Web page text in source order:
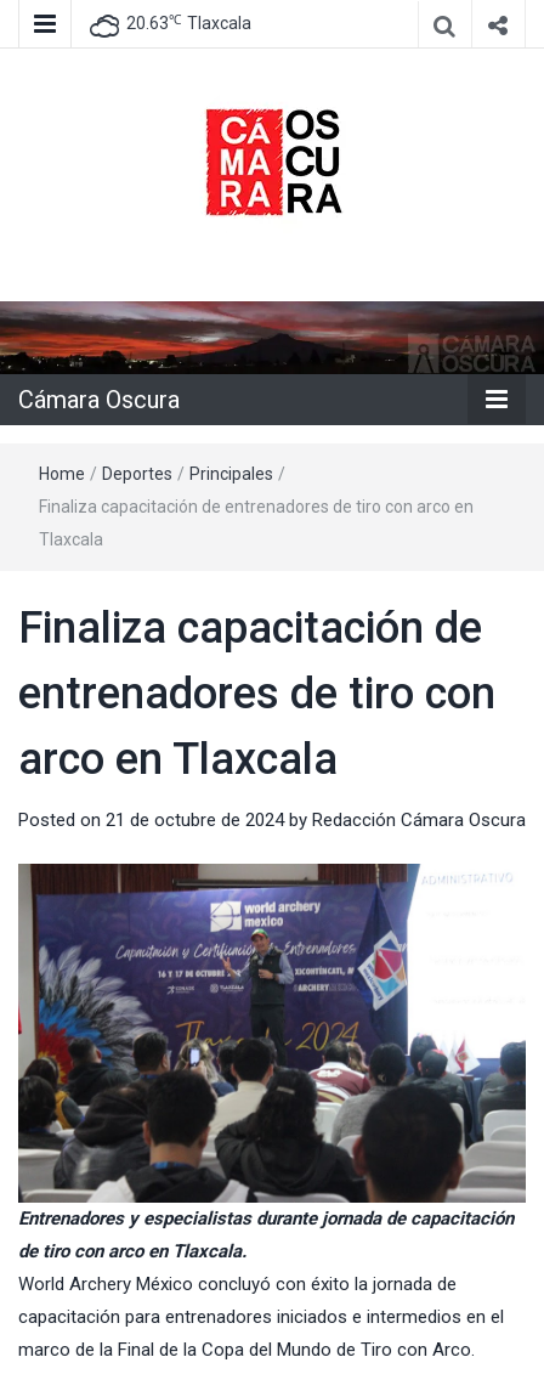
20.63℃ Tlaxcala
Cámara
Oscura
Cámara Oscura
Home / Deportes / Principales /
Finaliza capacitación de entrenadores de tiro con arco en
Tlaxcala
Finaliza capacitación de
entrenadores de tiro con
arco en Tlaxcala
Posted on 21 de octubre de 2024by Redacción Cámara Oscura
Entrenadores y especialistas durante jornada de capacitación
de tiro con arco en Tlaxcala.
World Archery México concluyó con éxito la jornada de
capacitación para entrenadores iniciados e intermedios en el
marco de la Final de la Copa del Mundo de Tiro con Arco.